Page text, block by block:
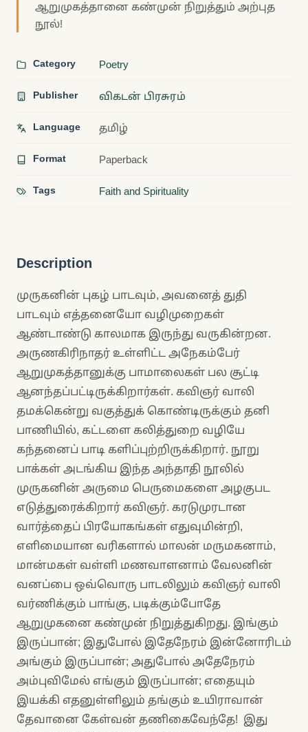
ஆறுமுகத்தானை கண்முன் நிறுத்தும் அற்புத
நூல்!
Category Poetry
Publisher விகடன் பிரசுரம்
Language தமிழ்
Format Paperback
Tags Faith and Spirituality
Description
முருகனின் புகழ் பாடவும், அவனைத் துதி
பாடவும் எத்தனையோ வழிமுறைகள்
ஆண்டாண்டு காலமாக இருந்து வருகின்றன.
அருணகிரிநாதர் உள்ளிட்ட அநேகம்பேர்
ஆறுமுகத்தானுக்கு பாமாலைகள் பல சூட்டி
ஆனந்தப்பட்டிருக்கிறார்கள். கவிஞர் வாலி
தமக்கென்று வகுத்துக் கொண்டிருக்கும் தனி
பாணியில், கட்டளை கலித்துறை வழியே
கந்தனைப் பாடி களிப்புற்றிருக்கிறார். நூறு
பாக்கள் அடங்கிய இந்த அந்தாதி நூலில்
முருகனின் அருமை பெருமைகளை அழகுபட
எடுத்துரைக்கிறார் கவிஞர். கரடுமுரடான
வார்த்தைப் பிரயோகங்கள் எதுவுமின்றி,
எளிமையான வரிகளால் மாலன் மருமகனாம்,
மான்மகள் வள்ளி மணவாளனாம் வேலனின்
வனப்பை ஒவ்வொரு பாடலிலும் கவிஞர் வாலி
வர்ணிக்கும் பாங்கு, படிக்கும்போதே
ஆறுமுகனை கண்முன் நிறுத்துகிறது. இங்கும்
இருப்பான்; இதுபோல் இதேநேரம் இன்னோரிடம்
அங்கும் இருப்பான்; அதுபோல் அதேநேரம்
அம்புவிமேல் எங்கும் இருப்பான்; எதையும்
இயக்கி எதனுள்ளிலும் தங்கும் உயிராவான்
தேவானை கேள்வன் தணிகைவேந்தே! இது